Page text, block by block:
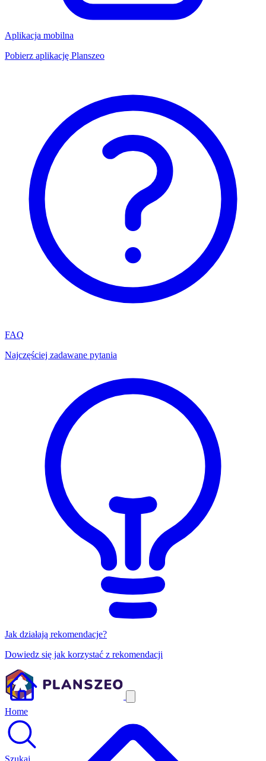
Aplikacja mobilna
Pobierz aplikację Planszeo
FAQ
Najczęściej zadawane pytania
Jak działają rekomendacje?
Dowiedz się jak korzystać z rekomendacji
Home
Szukaj